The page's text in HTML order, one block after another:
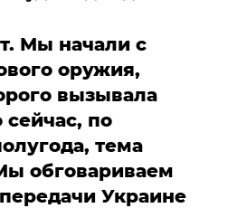
Мы начали с
оружия,
вызывала
сейчас, по
тема
обговариваем
Украине